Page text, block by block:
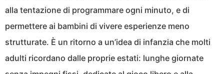
alla tentazione di programmare ogni minuto, e di
permettere ai bambini di vivere esperienze meno
strutturate. È un ritorno a un’idea di infanzia che molti
adulti ricordano dalle proprie estati: lunghe giornate